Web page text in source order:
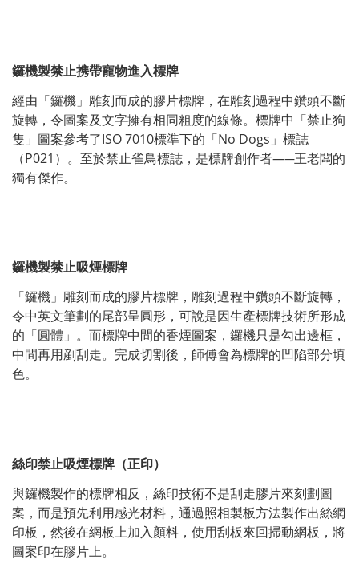
鑼機製禁止携帶寵物進入標牌
經由「鑼機」雕刻而成的膠片標牌，在雕刻過程中鑽頭不斷
旋轉，令圖案及文字擁有相同粗度的線條。標牌中「禁止狗
隻」圖案參考了ISO 7010標準下的「No Dogs」標誌
（P021）。至於禁止雀鳥標誌，是標牌創作者—─王老闆的
獨有傑作。
鑼機製禁止吸煙標牌
「鑼機」雕刻而成的膠片標牌，雕刻過程中鑽頭不斷旋轉，
令中英文筆劃的尾部呈圓形，可說是因生產標牌技術所形成
的「圓體」。而標牌中間的香煙圖案，鑼機只是勾出邊框，
中間再用剷刮走。完成切割後，師傅會為標牌的凹陷部分填
色。
絲印禁止吸煙標牌（正印）
與鑼機製作的標牌相反，絲印技術不是刮走膠片來刻劃圖
案，而是預先利用感光材料，通過照相製板方法製作出絲網
印板，然後在網板上加入顏料，使用刮板來回掃動網板，將
圖案印在膠片上。